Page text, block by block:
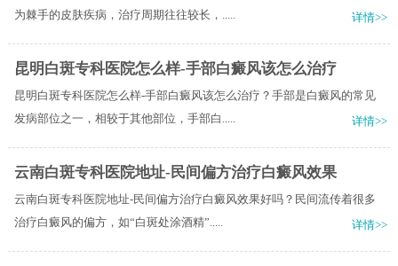
为棘手的皮肤疾病，治疗周期往往较长，.....
详情>>
昆明白斑专科医院怎么样-手部白癜风该怎么治疗
昆明白斑专科医院怎么样-手部白癜风该怎么治疗？手部是白癜风的常见
发病部位之一，相较于其他部位，手部白.....
详情>>
云南白斑专科医院地址-民间偏方治疗白癜风效果
云南白斑专科医院地址-民间偏方治疗白癜风效果好吗？民间流传着很多
治疗白癜风的偏方，如“白斑处涂酒精”.....
详情>>